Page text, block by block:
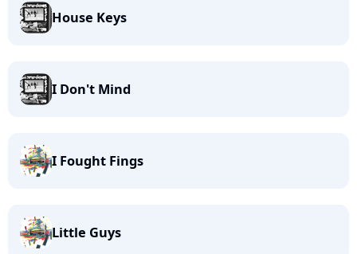
House Keys
I Don't Mind
I Fought Fings
Little Guys